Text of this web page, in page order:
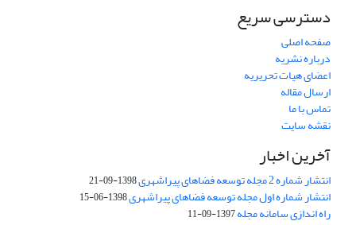
دسترسی سریع
صفحه اصلی
درباره نشریه
اعضای هیات تحریریه
ارسال مقاله
تماس با ما
نقشه سایت
آخرین اخبار
انتشار شماره 2 مجله توسعه فضاهای پیراشهری 1398-09-21
انتشار شماره اول مجله توسعه فضاهای پیراشهری1398-06-15
راه اندازی سامانه مجله1397-09-11